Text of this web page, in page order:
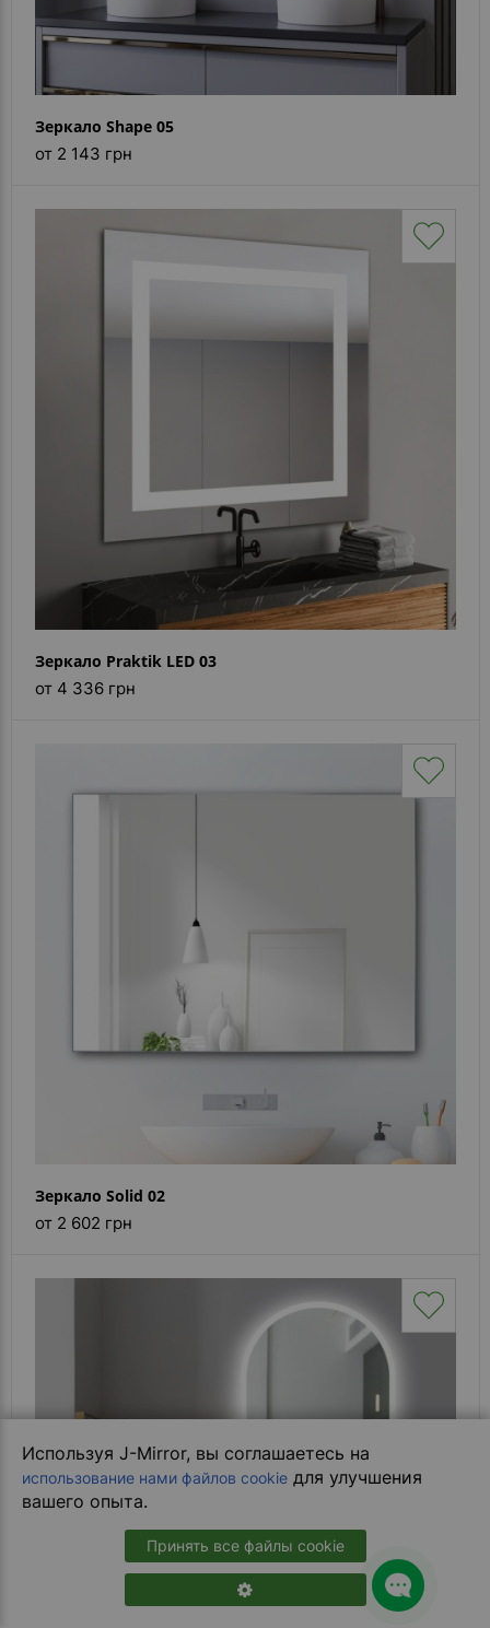
Используя J-Mirror, вы соглашаетесь на
использование нами файлов cookie для улучшения
вашего опыта.
Принять все файлы cookie
Зеркало Shape 05
от 2 143 грн
Зеркало Praktik LED 03
от 4 336 грн
Зеркало Solid 02
от 2 602 грн